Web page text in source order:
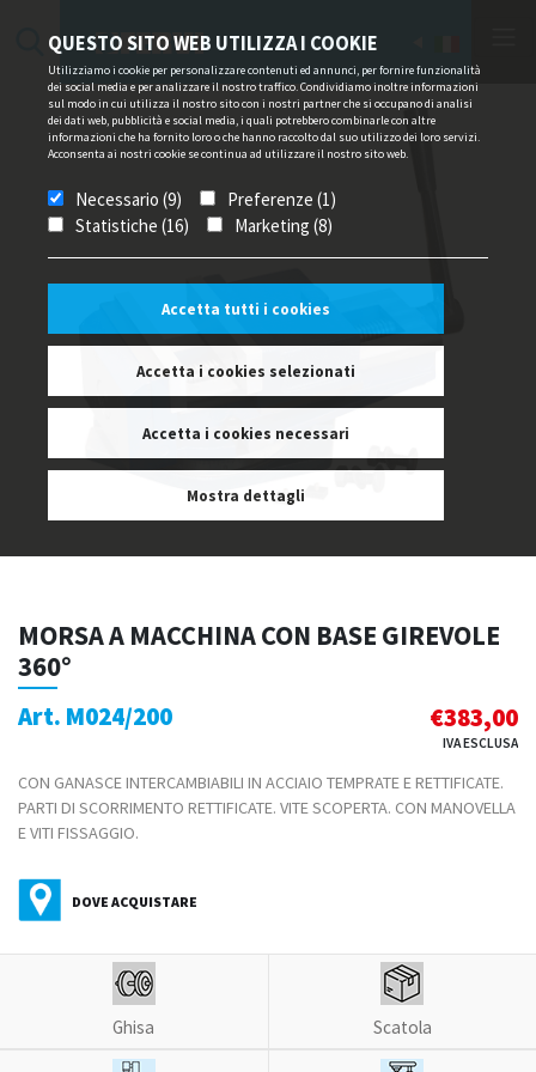
QUESTO SITO WEB UTILIZZA I COOKIE
Utilizziamo i cookie per personalizzare contenuti ed annunci, per fornire funzionalità
dei social media e per analizzare il nostro traffico. Condividiamo inoltre informazioni
sul modo in cui utilizza il nostro sito con i nostri partner che si occupano di analisi
dei dati web, pubblicità e social media, i quali potrebbero combinarle con altre
informazioni che ha fornito loro o che hanno raccolto dal suo utilizzo dei loro servizi.
Acconsenta ai nostri cookie se continua ad utilizzare il nostro sito web.
Necessario (9)
Preferenze (1)
Statistiche (16)
Marketing (8)
Accetta tutti i cookies
Accetta i cookies selezionati
Accetta i cookies necessari
Mostra dettagli
MORSA A MACCHINA CON BASE GIREVOLE
360°
Art. M024/200 €383,00
IVA ESCLUSA
CON GANASCE INTERCAMBIABILI IN ACCIAIO TEMPRATE E RETTIFICATE.
PARTI DI SCORRIMENTO RETTIFICATE. VITE SCOPERTA. CON MANOVELLA
E VITI FISSAGGIO.
DOVE ACQUISTARE
Ghisa Scatola